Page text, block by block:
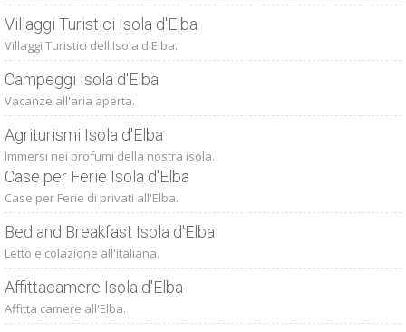
Villaggi Turistici Isola d'Elba
Villaggi Turistici dell'Isola d'Elba.
Campeggi Isola d'Elba
Vacanze all'aria aperta.
Agriturismi Isola d'Elba
Immersi nei profumi della nostra isola.
Case per Ferie Isola d'Elba
Case per Ferie di privati all'Elba.
Bed and Breakfast Isola d'Elba
Letto e colazione all'italiana.
Affittacamere Isola d'Elba
Affitta camere all'Elba.